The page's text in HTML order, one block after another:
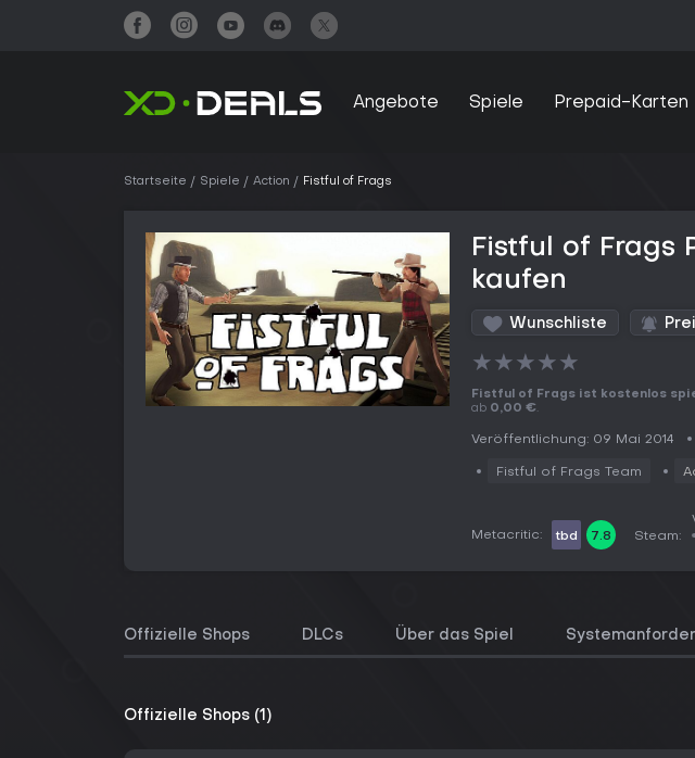
Angebote Spiele Prepaid-Karten
Startseite Spiele Action Fistful of Frags
Fistful of Frags
kaufen
Wunschliste
★★★★★
Fistful of Frags ist kostenlos
ab 0,00 €.
Veröffentlichung: 09 Mai 2014
Fistful of Frags Team
Metacritic: tbd 7.8 Steam:
Offizielle Shops DLCs Über das Spiel
Offizielle Shops (1)